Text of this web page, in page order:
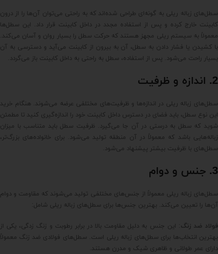
سطل‌های زباله ریلی به گونه‌ای طراحی شده‌اند که به راحتی می‌توان آن‌ها را از درون
کابینت خارج کرده و پس از استفاده مجدد در داخل کابینت قرار داد. این سطل‌ها
معمولاً به سیستم ریلی مجهز هستند که حرکت سطل را بسیار روان و آسان می‌کند.
با کشیدن یا فشار دادن به سطل، آن به بیرون از کابینت می‌آید و دسترسی به آن
بسیار راحت می‌شود. پس از استفاده، سطل به راحتی به داخل کابینت باز می‌گردد.
2. اندازه و ظرفیت
سطل‌های زباله ریلی در اندازه‌ها و ظرفیت‌های مختلفی عرضه می‌شوند. هنگام خرید
این نوع سطل، باید فضای در دسترس داخل کابینت خود را اندازه‌گیری کنید تا مطمئن
شوید که سطل به درستی در آن جا می‌گیرد. ظرفیت سطل باید متناسب با میزان
زباله‌هایی باشد که معمولاً در آن منطقه تولید می‌شود. برای خانواده‌های بزرگ‌تر،
سطل‌های با ظرفیت بیشتر پیشنهاد می‌شود.
3. جنس و دوام
سطل‌های زباله ریلی معمولاً از جنس‌های مختلفی تولید می‌شوند که مقاومت و دوام
آن‌ها را تعیین می‌کند. بهترین جنس‌ها برای سطل‌های زباله ریلی شامل:
فولاد ضد زنگ : این جنس به دلیل مقاومت بالا در برابر رطوبت و زنگ زدگی، یکی از
بهترین انتخاب‌ها برای سطل‌های زباله ریلی است. سطل‌های فولادی ضد زنگ معمولاً
دارای عمر طولانی و ظاهری شیک و مدرن هستند.